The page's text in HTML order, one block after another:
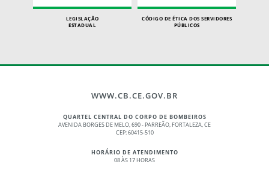
LEGISLAÇÃO
ESTADUAL
CÓDIGO DE ÉTICA DOS SERVIDORES
PÚBLICOS
WWW.CB.CE.GOV.BR
QUARTEL CENTRAL DO CORPO DE BOMBEIROS
AVENIDA BORGES DE MELO, 690 - PARREÃO, FORTALEZA, CE
CEP: 60415-510
HORÁRIO DE ATENDIMENTO
08 ÀS 17 HORAS